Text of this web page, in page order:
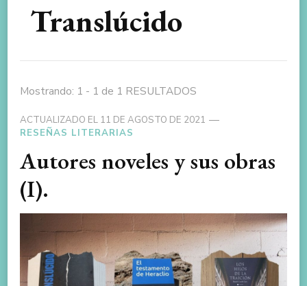
Translúcido
Mostrando: 1 - 1 de 1 RESULTADOS
ACTUALIZADO EL 11 DE AGOSTO DE 2021
RESEÑAS LITERARIAS
Autores noveles y sus obras
(I).